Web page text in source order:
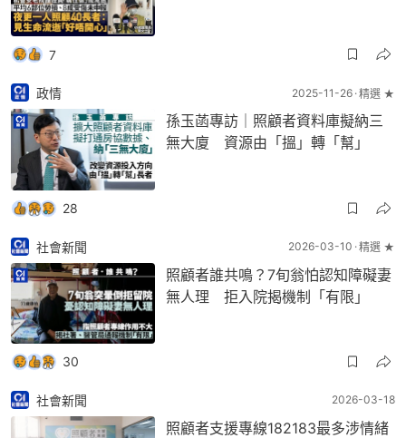
7
政情 2025-11-26 精選 ★
孫玉菡專訪｜照顧者資料庫擬納三
無大廈 資源由「搵」轉「幫」
28
社會新聞 2026-03-10 精選 ★
照顧者誰共鳴？7旬翁怕認知障礙妻
無人理 拒入院揭機制「有限」
30
社會新聞 2026-03-18
照顧者支援專線182183最多涉情緒